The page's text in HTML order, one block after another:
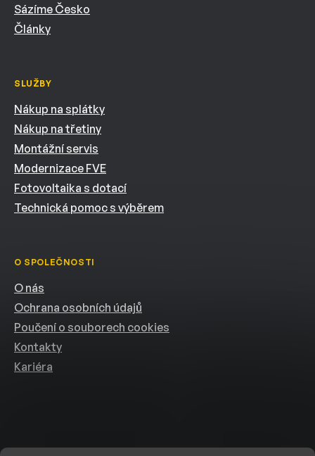
Sázíme Česko
Články
SLUŽBY
Nákup na splátky
Nákup na třetiny
Montážní servis
Modernizace FVE
Fotovoltaika s dotací
Technická pomoc s výběrem
O SPOLEČNOSTI
O nás
Ochrana osobních údajů
Poučení o souborech cookies
Kontakty
Kariéra